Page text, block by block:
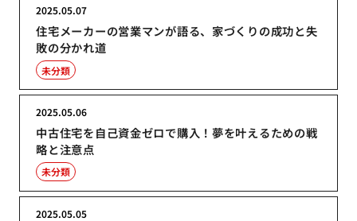
住宅メーカーの営業マンが語る、家づくりの成功と失
敗の分かれ道
2025.05.07
未分類
中古住宅を自己資金ゼロで購入！夢を叶えるための戦
略と注意点
2025.05.06
未分類
2025.05.05